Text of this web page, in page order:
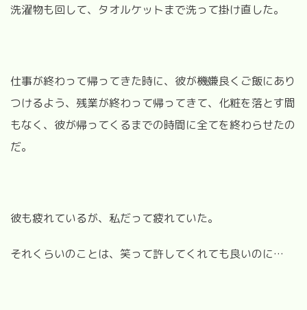
洗濯物も回して、タオルケットまで洗って掛け直した。
仕事が終わって帰ってきた時に、彼が機嫌良くご飯にあり
つけるよう、残業が終わって帰ってきて、化粧を落とす間
もなく、彼が帰ってくるまでの時間に全てを終わらせたの
だ。
彼も疲れているが、私だって疲れていた。
それくらいのことは、笑って許してくれても良いのに…